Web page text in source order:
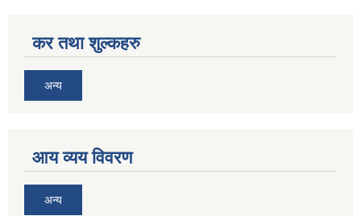
कर तथा शुल्कहरु
अन्य
आय व्यय विवरण
अन्य